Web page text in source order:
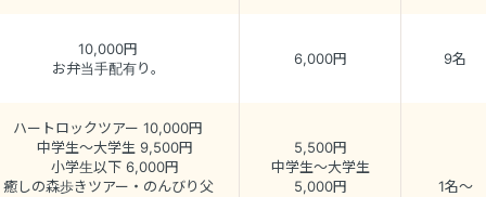
10,000円
お弁当手配有り。
6,000円 9名
ハートロックツアー 10,000円
中学生～大学生 9,500円
小学生以下 6,000円
癒しの森歩きツアー・のんびり父
5,500円
中学生～大学生
5,000円
1名～